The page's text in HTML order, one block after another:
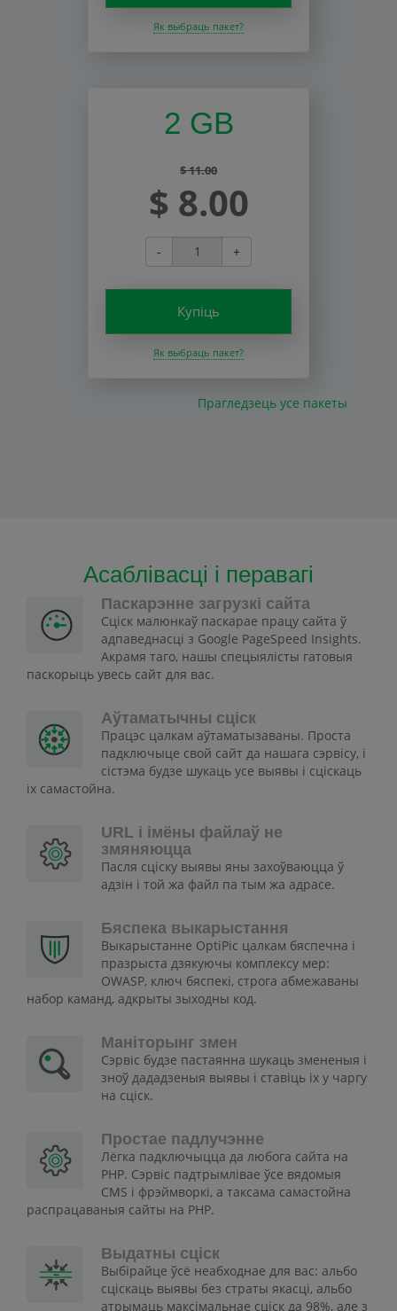
Як выбраць пакет?
2 GB
$ 11.00
$ 8.00
- +
Купіць
Як выбраць пакет?
Прагледзець усе пакеты
Асаблівасці і перавагі
Паскарэнне загрузкі сайта
Сціск малюнкаў паскарае працу сайта ў
адпаведнасці з Google PageSpeed Insights.
Акрамя таго, нашы спецыялісты гатовыя
паскорыць увесь сайт для вас.
Аўтаматычны сціск
Працэс цалкам аўтаматызаваны. Проста
падключыце свой сайт да нашага сэрвісу, і
сістэма будзе шукаць усе выявы і сціскаць
іх самастойна.
URL і імёны файлаў не
змяняюцца
Пасля сціску выявы яны захоўваюцца ў
адзін і той жа файл па тым жа адрасе.
Бяспека выкарыстання
Выкарыстанне OptiPic цалкам бяспечна і
празрыста дзякуючы комплексу мер:
OWASP, ключ бяспекі, строга абмежаваны
набор каманд, адкрыты зыходны код.
Маніторынг змен
Сэрвіс будзе пастаянна шукаць змененыя і
зноў дададзеныя выявы і ставіць іх у чаргу
на сціск.
Простае падлучэнне
Лёгка падключыцца да любога сайта на
PHP. Сэрвіс падтрымлівае ўсе вядомыя
CMS і фрэймворкі, а таксама самастойна
распрацаваныя сайты на PHP.
Выдатны сціск
Выбірайце ўсё неабходнае для вас: альбо
сціскаць выявы без страты якасці, альбо
атрымаць максімальнае сціск да 98%, але з